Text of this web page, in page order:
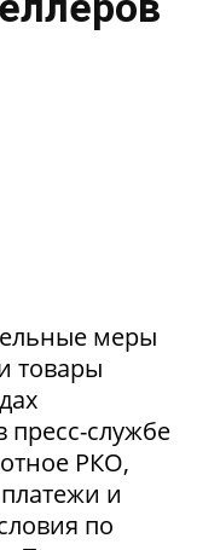
меры
товары
службе
РКО,
и
по